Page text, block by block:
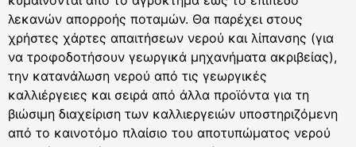
λεκανών απορροής ποταμών. Θα παρέχει στους
χρήστες χάρτες απαιτήσεων νερού και λίπανσης (για
να τροφοδοτήσουν γεωργικά μηχανήματα ακριβείας),
την κατανάλωση νερού από τις γεωργικές
καλλιέργειες και σειρά από άλλα προϊόντα για τη
βιώσιμη διαχείριση των καλλιεργειών υποστηριζόμενη
από το καινοτόμο πλαίσιο του αποτυπώματος νερού